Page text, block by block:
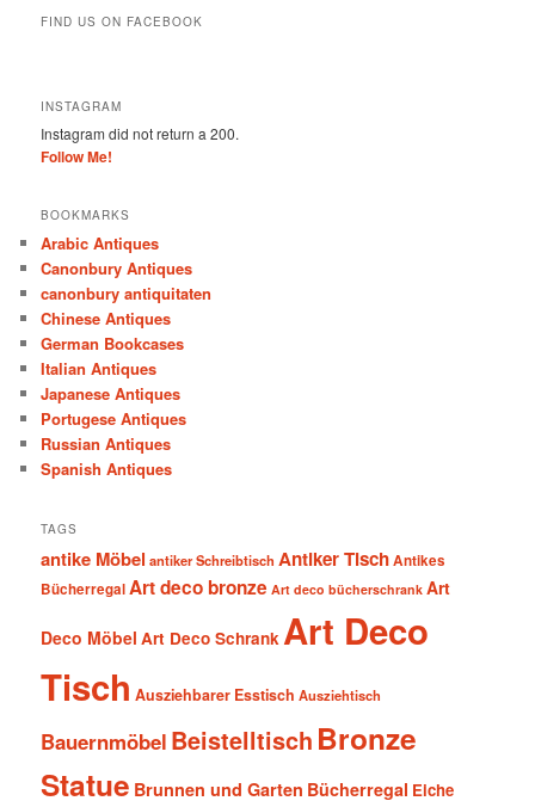
FIND US ON FACEBOOK
INSTAGRAM
Instagram did not return a 200.
Follow Me!
BOOKMARKS
Arabic Antiques
Canonbury Antiques
canonbury antiquitaten
Chinese Antiques
German Bookcases
Italian Antiques
Japanese Antiques
Portugese Antiques
Russian Antiques
Spanish Antiques
TAGS
antike Möbel antiker Schreibtisch Antiker TischAntikes
BücherregalArt deco bronze Art deco bücherschrank Art
Deco Möbel Art Deco Schrank Art Deco
Tisch Ausziehbarer Esstisch Ausziehtisch
Bauernmöbel Beistelltisch Bronze
Statue Brunnen und Garten Bücherregal Eiche